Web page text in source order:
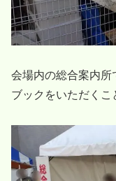
会場内の総合案内所
ブックをいただくこ